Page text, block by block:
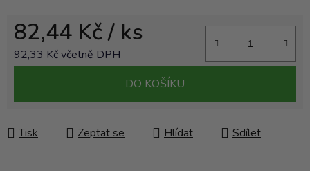
82,44 Kč/ ks
92,33 Kč včetně DPH
DO KOŠÍKU
Tisk Zeptat se Hlídat Sdílet